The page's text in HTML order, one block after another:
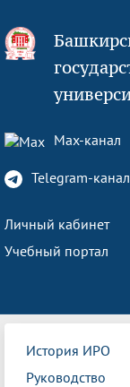
Max-канал
Telegram-канал
Личный кабинет
Учебный портал
История ИРО
Руководство